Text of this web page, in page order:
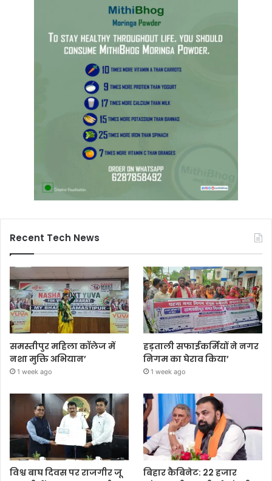
Recent Tech News
समस्तीपुर महिला कॉलेज में
नशा मुक्ति अभियान’
1 week ago
हड़ताली सफाईकर्मियों ने नगर
निगम का घेराव किया’
1 week ago
विश्व बाघ दिवस पर राजगीर जू
बिहार कैबिनेट: 22 हजार